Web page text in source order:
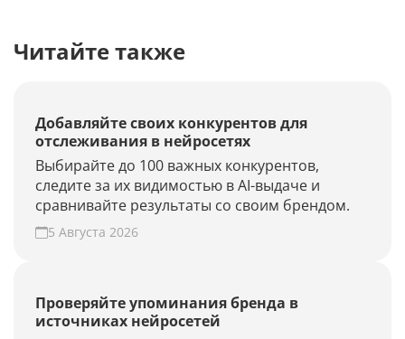
Читайте также
Добавляйте своих конкурентов для
отслеживания в нейросетях
Выбирайте до 100 важных конкурентов,
следите за их видимостью в AI-выдаче и
сравнивайте результаты со своим брендом.
5 Августа 2026
Проверяйте упоминания бренда в
источниках нейросетей